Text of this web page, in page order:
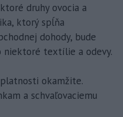
druhy ovocia a
ktorý spĺňa
dohody, bude
niektoré textílie a odevy.
okamžite.
a schvaľovaciemu